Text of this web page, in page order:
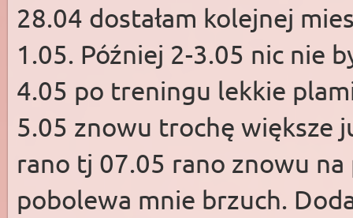
28.04 dostałam kolejnej
1.05. Później 2-3.05 nic nie
4.05 po treningu lekkie
5.05 znowu trochę większe
rano tj 07.05 rano znowu
pobolewa mnie brzuch.